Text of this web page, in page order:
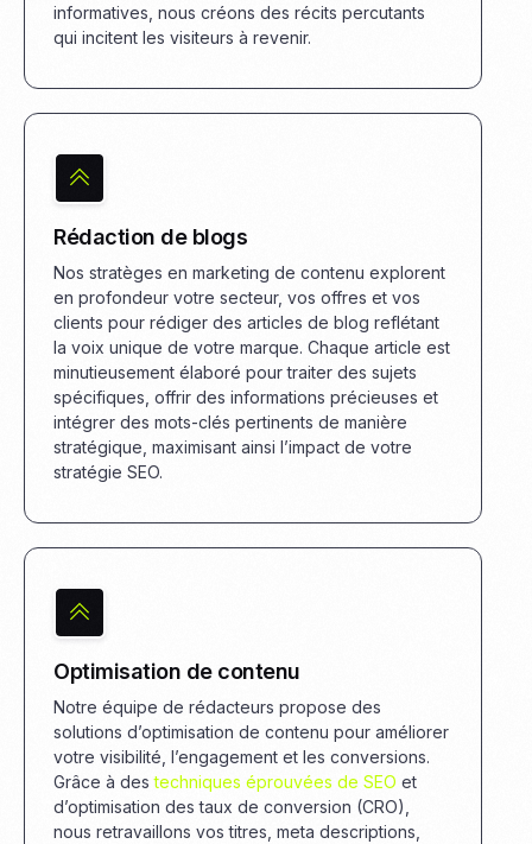
informatives, nous créons des récits percutants
qui incitent les visiteurs à revenir.
Rédaction de blogs
Nos stratèges en marketing de contenu explorent
en profondeur votre secteur, vos offres et vos
clients pour rédiger des articles de blog reflétant
la voix unique de votre marque. Chaque article est
minutieusement élaboré pour traiter des sujets
spécifiques, offrir des informations précieuses et
intégrer des mots-clés pertinents de manière
stratégique, maximisant ainsi l’impact de votre
stratégie SEO.
Optimisation de contenu
Notre équipe de rédacteurs propose des
solutions d’optimisation de contenu pour améliorer
votre visibilité, l’engagement et les conversions.
Grâce à destechniques éprouvées de SEO et
d’optimisation des taux de conversion (CRO),
nous retravaillons vos titres, meta descriptions,